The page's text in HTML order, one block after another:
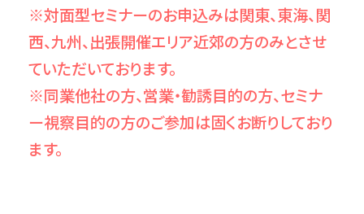
※対面型セミナーのお申込みは関東、東海、関
西、九州、出張開催エリア近郊の方のみとさせ
ていただいております。
※同業他社の方、営業・勧誘目的の方、セミナ
ー視察目的の方のご参加は固くお断りしており
ます。